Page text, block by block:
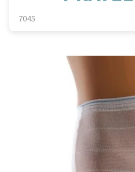
7045